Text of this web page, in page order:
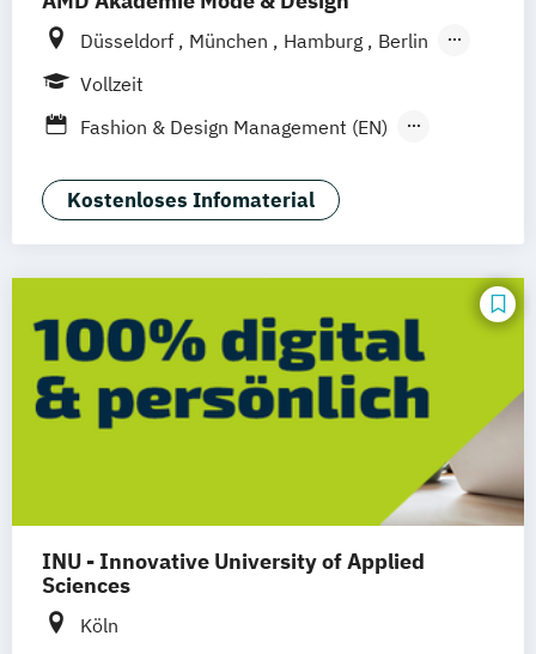
Düsseldorf München Hamburg
Berlin
Wiesbaden
Vollzeit
Fashion & Design Management (EN)
Interior Design Luxury Management (EN)
Marken- & Kommunikationsdesign
Kostenloses Infomaterial
INU - Innovative University of Applied
Sciences
Köln